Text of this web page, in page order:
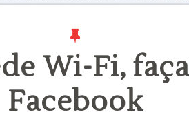
Wi-Fi,
Facebook